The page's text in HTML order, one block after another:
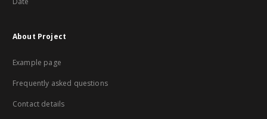
About Project
Example page
Frequently asked questions
Contact details